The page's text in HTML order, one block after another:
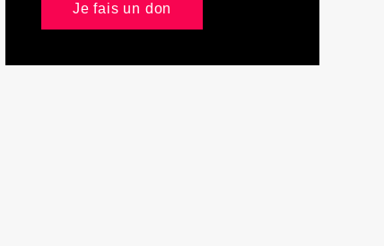
Je fais un don